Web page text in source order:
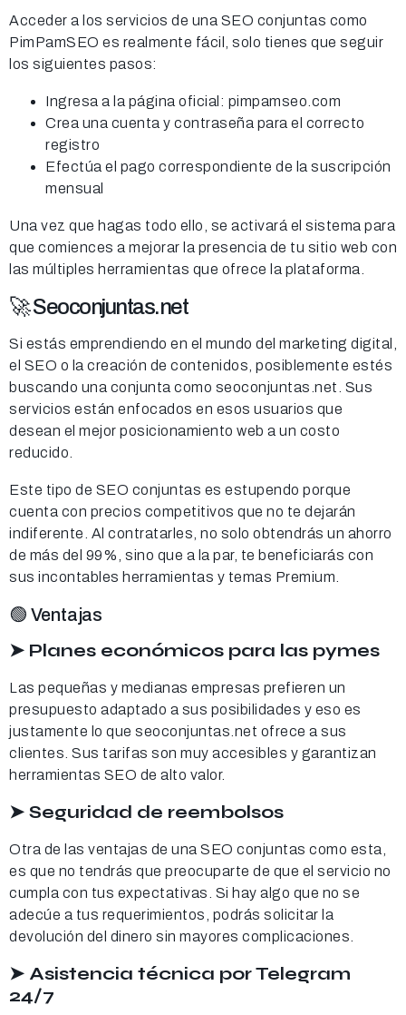
Acceder a los servicios de una SEO conjuntas como
PimPamSEO es realmente fácil, solo tienes que seguir
los siguientes pasos:
Ingresa a la página oficial: pimpamseo.com
Crea una cuenta y contraseña para el correcto
registro
Efectúa el pago correspondiente de la suscripción
mensual
Una vez que hagas todo ello, se activará el sistema para
que comiences a mejorar la presencia de tu sitio web con
las múltiples herramientas que ofrece la plataforma.
🚀 Seoconjuntas.net
Si estás emprendiendo en el mundo del marketing digital,
el SEO o la creación de contenidos, posiblemente estés
buscando una conjunta como seoconjuntas.net. Sus
servicios están enfocados en esos usuarios que
desean el mejor posicionamiento web a un costo
reducido.
Este tipo de SEO conjuntas es estupendo porque
cuenta con precios competitivos que no te dejarán
indiferente. Al contratarles, no solo obtendrás un ahorro
de más del 99%, sino que a la par, te beneficiarás con
sus incontables herramientas y temas Premium.
🟢 Ventajas
➤ Planes económicos para las pymes
Las pequeñas y medianas empresas prefieren un
presupuesto adaptado a sus posibilidades y eso es
justamente lo que seoconjuntas.net ofrece a sus
clientes. Sus tarifas son muy accesibles y garantizan
herramientas SEO de alto valor.
➤ Seguridad de reembolsos
Otra de las ventajas de una SEO conjuntas como esta,
es que no tendrás que preocuparte de que el servicio no
cumpla con tus expectativas. Si hay algo que no se
adecúe a tus requerimientos, podrás solicitar la
devolución del dinero sin mayores complicaciones.
➤ Asistencia técnica por Telegram
24/7